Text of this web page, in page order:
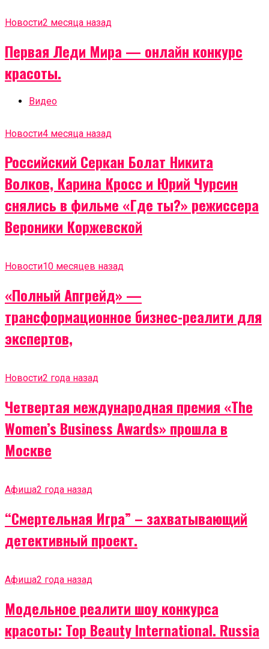
Новости2 месяца назад
Первая Леди Мира — онлайн конкурс
красоты.
Видео
Новости4 месяца назад
Российский Серкан Болат Никита
Волков, Карина Кросс и Юрий Чурсин
снялись в фильме «Где ты?» режиссера
Вероники Коржевской
Новости10 месяцев назад
«Полный Апгрейд» —
трансформационное бизнес-реалити для
экспертов,
Новости2 года назад
Четвертая международная премия «The
Women’s Business Awards» прошла в
Москве
Афиша2 года назад
“Смертельная Игра” – захватывающий
детективный проект.
Афиша2 года назад
Модельное реалити шоу конкурса
красоты: Top Beauty International. Russia